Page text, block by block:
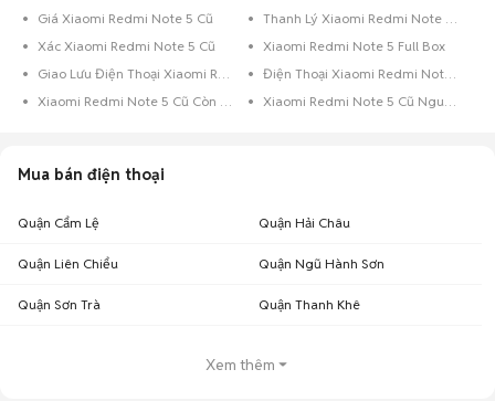
Giá Xiaomi Redmi Note 5 Cũ
Thanh Lý Xiaomi Redmi Note 5 Cũ
Xác Xiaomi Redmi Note 5 Cũ
Xiaomi Redmi Note 5 Full Box
Giao Lưu Điện Thoại Xiaomi Redmi Note 5
Điện Thoại Xiaomi Redmi Note 5 Trả Góp
Xiaomi Redmi Note 5 Cũ Còn Bảo Hành
Xiaomi Redmi Note 5 Cũ Nguyên Zin
Mua bán điện thoại
Quận Cẩm Lệ Quận Hải Châu
Quận Liên Chiểu Quận Ngũ Hành Sơn
Quận Sơn Trà Quận Thanh Khê
Xem thêm